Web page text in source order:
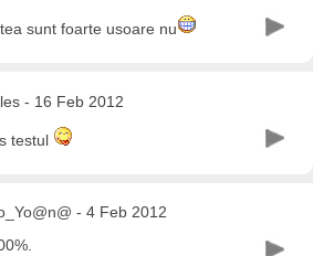
sunt foarte usoare nu
- 16 Feb 2012
testul
- 4 Feb 2012